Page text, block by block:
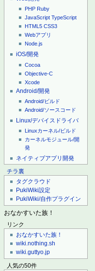
PHP Ruby
JavaScript TypeScript
HTML5 CSS3
Webアプリ
Node.js
iOS/開発
Cocoa
Objective-C
Xcode
Android/開発
Android/ビルド
Android/ソースコード
Linux/デバイスドライバ
Linuxカーネル/ビルド
カーネルモジュール/開
発
ネイティブアプリ開発
チラ裏
タグクラウド
PukiWiki設定
PukiWiki/自作プラグイン
おなかすいた族！
リンク
おなかすいた族！
wiki.nothing.sh
wiki.guttyo.jp
人気の50件